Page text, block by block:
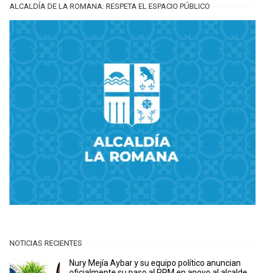
ALCALDÍA DE LA ROMANA: RESPETA EL ESPACIO PÚBLICO
NOTICIAS RECIENTES
Nury Mejía Aybar y su equipo político anuncian